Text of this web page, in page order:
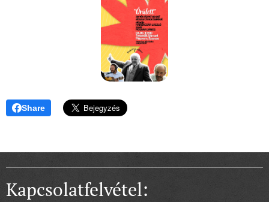
Share
Kapcsolatfelvétel: